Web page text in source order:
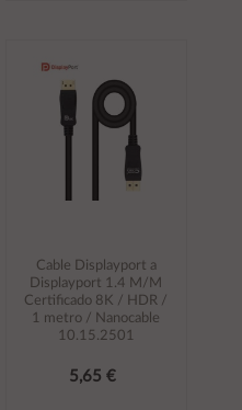
carrito
Cable Displayport a
Displayport 1.4 M/M
Certificado 8K / HDR /
1 metro / Nanocable
10.15.2501
5,65 €